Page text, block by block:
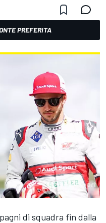
PREFERITA
di squadra fin dalla